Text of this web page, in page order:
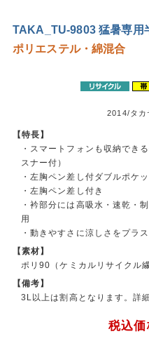
TAKA_TU-9803 猛暑専用
ポリエステル・綿混合
2014/タカ
【特長】
・スマートフォンも収納でき
スナー付）
・左胸ペン差し付ダブルポケ
・左胸ペン差し付き
・衿部分には高吸水・速乾・
用
・動きやすさに涼しさをプラ
【素材】
ポリ90（ケミカルリサイクル
【備考】
3L以上は割高となります。
税込価